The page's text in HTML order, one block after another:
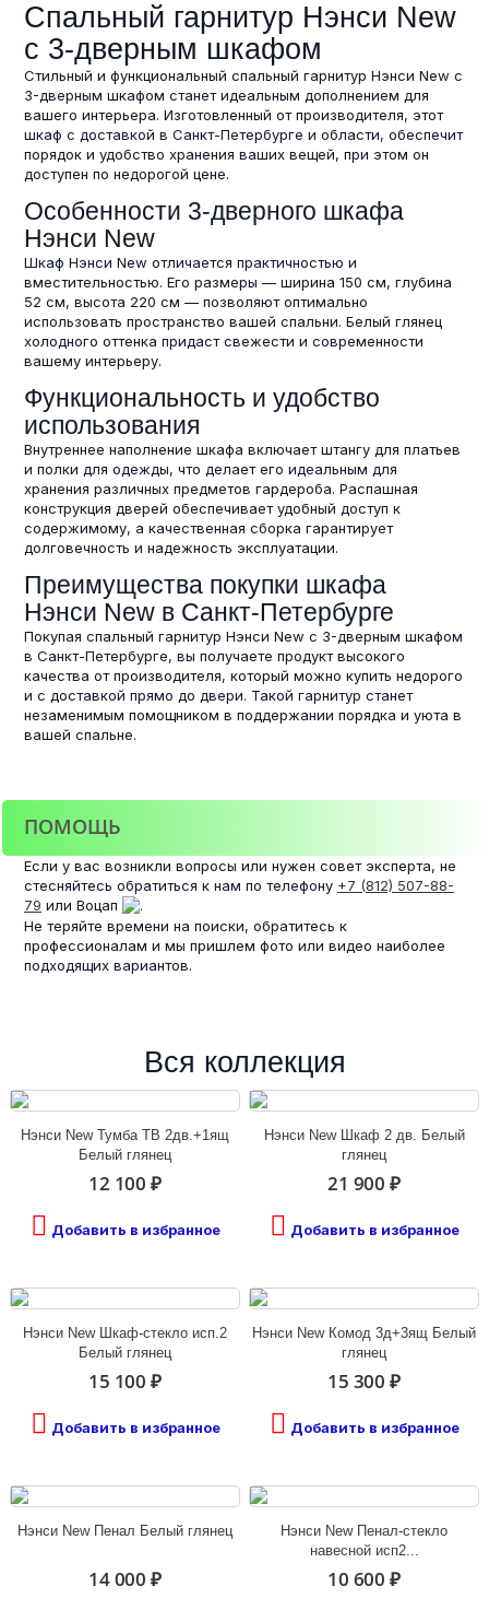
Спальный гарнитур Нэнси New
с 3-дверным шкафом
Стильный и функциональный спальный гарнитур Нэнси New с
3-дверным шкафом станет идеальным дополнением для
вашего интерьера. Изготовленный от производителя, этот
шкаф с доставкой в Санкт-Петербурге и области, обеспечит
порядок и удобство хранения ваших вещей, при этом он
доступен по недорогой цене.
Особенности 3-дверного шкафа
Нэнси New
Шкаф Нэнси New отличается практичностью и
вместительностью. Его размеры — ширина 150 см, глубина
52 см, высота 220 см — позволяют оптимально
использовать пространство вашей спальни. Белый глянец
холодного оттенка придаст свежести и современности
вашему интерьеру.
Функциональность и удобство
использования
Внутреннее наполнение шкафа включает штангу для платьев
и полки для одежды, что делает его идеальным для
хранения различных предметов гардероба. Распашная
конструкция дверей обеспечивает удобный доступ к
содержимому, а качественная сборка гарантирует
долговечность и надежность эксплуатации.
Преимущества покупки шкафа
Нэнси New в Санкт-Петербурге
Покупая спальный гарнитур Нэнси New с 3-дверным шкафом
в Санкт-Петербурге, вы получаете продукт высокого
качества от производителя, который можно купить недорого
и с доставкой прямо до двери. Такой гарнитур станет
незаменимым помощником в поддержании порядка и уюта в
вашей спальне.
ПОМОЩЬ
Если у вас возникли вопросы или нужен совет эксперта, не
стесняйтесь обратиться к нам по телефону +7 (812) 507-88-
79 или Воцап
.
Не теряйте времени на поиски, обратитесь к
профессионалам и мы пришлем фото или видео наиболее
подходящих вариантов.
Вся коллекция
Нэнси New Тумба ТВ 2дв.+1ящ
Белый глянец
12 100 ₽
Добавить в избранное
Нэнси New Шкаф 2 дв. Белый
глянец
21 900 ₽
Добавить в избранное
Нэнси New Шкаф-стекло исп.2
Белый глянец
15 100 ₽
Добавить в избранное
Нэнси New Комод 3д+3ящ Белый
глянец
15 300 ₽
Добавить в избранное
Нэнси New Пенал Белый глянец
14 000 ₽
Нэнси New Пенал-стекло
навесной исп2...
10 600 ₽